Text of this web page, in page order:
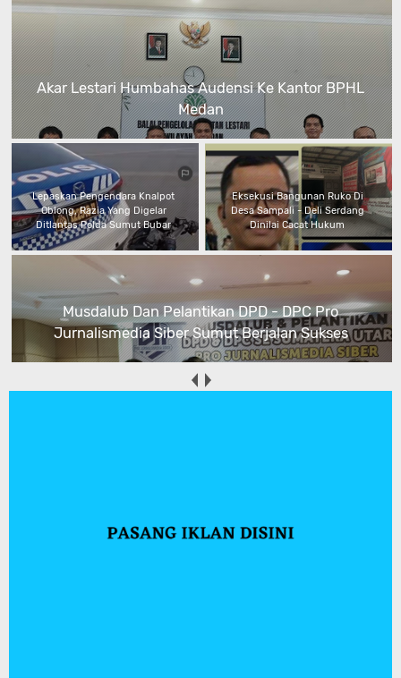
Akar Lestari Humbahas Audensi Ke Kantor BPHL
Medan
Lepaskan Pengendara Knalpot
Oblong, Razia Yang Digelar
Ditlantas Polda Sumut Bubar
Eksekusi Bangunan Ruko Di
Desa Sampali - Deli Serdang
Dinilai Cacat Hukum
Musdalub Dan Pelantikan DPD - DPC Pro
Jurnalismedia Siber Sumut Berjalan Sukses